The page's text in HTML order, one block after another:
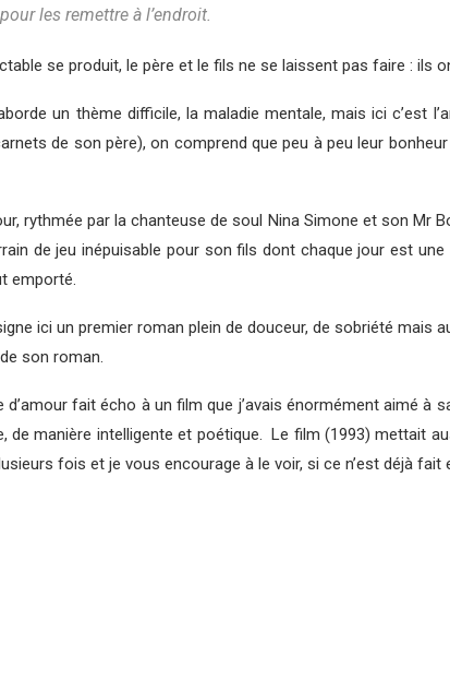
les remettre à l’endroit.
se produit, le père et le fils ne se laissent pas faire :
un thème difficile, la maladie mentale, mais ici c’est
de son père), on comprend que peu à peu leur
rythmée par la chanteuse de soul Nina Simone et son Mr
de jeu inépuisable pour son fils dont chaque jour est
emporté.
ici un premier roman plein de douceur, de sobriété mais
son roman.
fait écho à un film que j’avais énormément aimé à
de manière intelligente et poétique. Le film (1993) mettait
fois et je vous encourage à le voir, si ce n’est déjà